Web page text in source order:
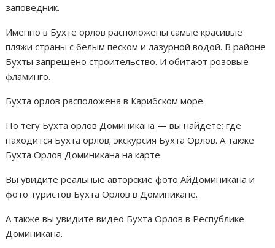
заповедник.
Именно в Бухте орлов расположены самые красивые
пляжи страны с белым песком и лазурной водой. В районе
Бухты запрещено строительство. И обитают розовые
фламинго.
Бухта орлов расположена в Карибском море.
По тегу Бухта орлов Доминикана — вы найдете: где
находится Бухта орлов; экскурсия Бухта Орлов. А также
Бухта Орлов Доминикана на карте.
Вы увидите реальные авторские фото АйДоминикана и
фото туристов Бухта Орлов в Доминикане.
А также вы увидите видео Бухта Орлов в Республике
Доминикана.